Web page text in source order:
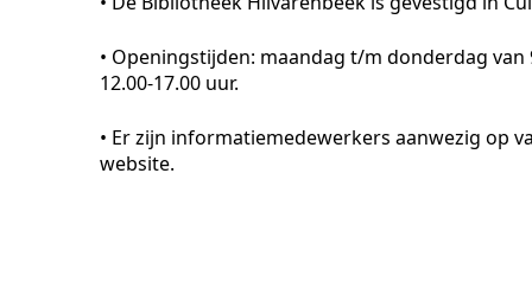
• Openingstijden: maandag t/m donderdag van
12.00-17.00 uur.
• Er zijn informatiemedewerkers aanwezig op
website.